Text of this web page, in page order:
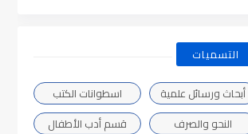
التسميات
أبحاث ورسائل علمية
اسطوانات الكتب
النحو والصرف
قسم أدب الأطفال